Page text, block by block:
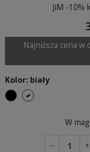
JiM -10%
Najniższa cena
Kolor: biały
czarnybiały
W
− +